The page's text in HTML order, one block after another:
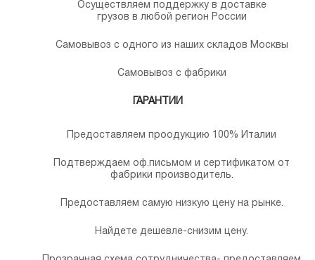
Осуществляем поддержку в доставке
грузов в любой регион России
Самовывоз с одного из наших складов Москвы
Самовывоз с фабрики
ГАРАНТИИ
Предоставляем проодукцию 100% Италии
Подтверждаем оф.письмом и сертификатом от
фабрики производитель.
Предоставляем самую низкую цену на рынке.
Найдете дешевле-снизим цену.